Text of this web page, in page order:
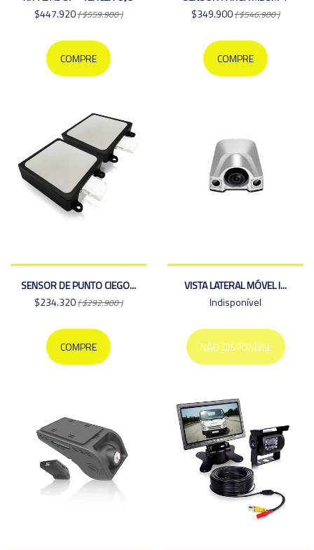
$447.920( $559.900 )
COMPRE
$349.900( $546.900 )
COMPRE
SENSOR DE PUNTO CIEGO...
$234.320( $292.900 )
COMPRE
VISTA LATERAL MÓVEL I...
Indisponível
NÃO DISPONÍVEL